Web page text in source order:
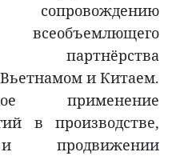
сопровождению
партнёрства
и Китаем.
применение
в производстве,
и продвижении